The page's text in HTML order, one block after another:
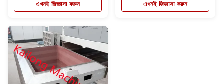
এখনই জিজ্ঞাসা করুন এখনই জিজ্ঞাসা করুন